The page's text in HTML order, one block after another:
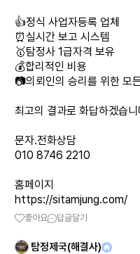
👍정식 사업자등록 업체
⏰️실시간 보고 시스템
🥇탐정사 1급자격 보유
💰합리적인 비용
📷의뢰인의 승리를 위한 모
최고의 결과로 화답하겠습
문자.전화상담
010 8746 2210
https://sitamjung.com/
좋아요 답글달기
탐정제국(해결사)